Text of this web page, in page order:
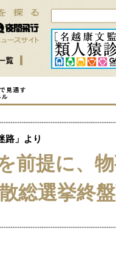
路」より
前提に、
総選挙終